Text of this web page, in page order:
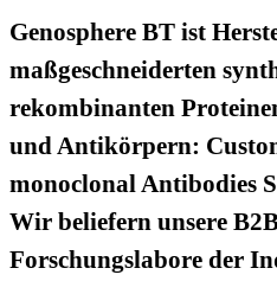
Genosphere BT ist
maßgeschneiderten
rekombinanten
und Antikörpern:
monoclonal Antibodies
Wir beliefern unsere
Forschungslabore der